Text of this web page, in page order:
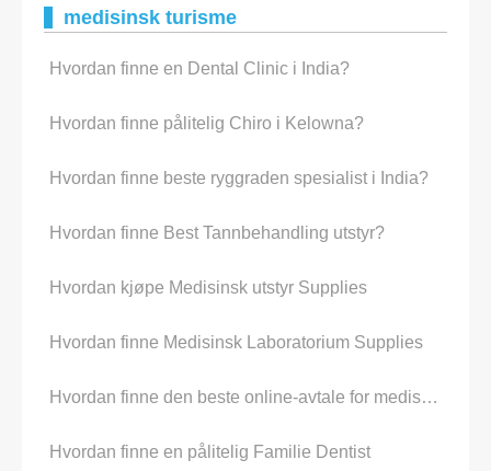
medisinsk turisme
Hvordan finne en Dental Clinic i India?
Hvordan finne pålitelig Chiro i Kelowna?
Hvordan finne beste ryggraden spesialist i India?
Hvordan finne Best Tannbehandling utstyr?
Hvordan kjøpe Medisinsk utstyr Supplies
Hvordan finne Medisinsk Laboratorium Supplies
Hvordan finne den beste online-avtale for medisinsk utstyr og supplies
Hvordan finne en pålitelig Familie Dentist